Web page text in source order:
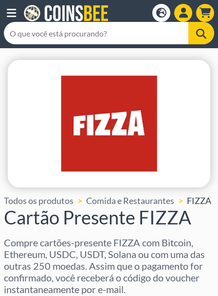
Todos os produtos Comida e Restaurantes FIZZA
Cartão Presente FIZZA
Compre cartões-presente FIZZA com Bitcoin,
Ethereum, USDC, USDT, Solana ou com uma das
outras 250 moedas. Assim que o pagamento for
confirmado, você receberá o código do voucher
instantaneamente por e-mail.